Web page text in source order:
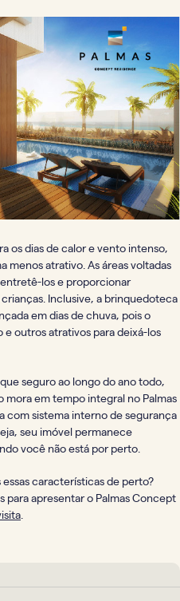
os dias de calor e vento intenso,
menos atrativo. As áreas voltadas
los e proporcionar
Inclusive, a brinquedoteca
em dias de chuva, pois o
outros atrativos para deixá-los
seguro ao longo do ano todo,
em tempo integral no Palmas
com sistema interno de segurança
seu imóvel permanece
você não está por perto.
características de perto?
para apresentar o Palmas Concept